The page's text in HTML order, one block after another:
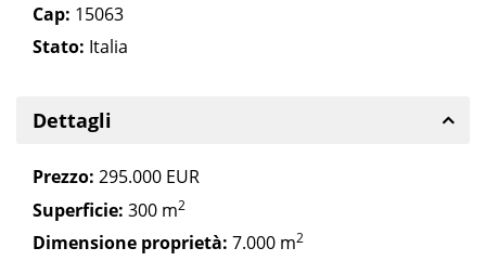
Cap: 15063
Stato: Italia
Dettagli
Prezzo: 295.000 EUR
Superficie: 300 m2
Dimensione proprietà: 7.000 m2